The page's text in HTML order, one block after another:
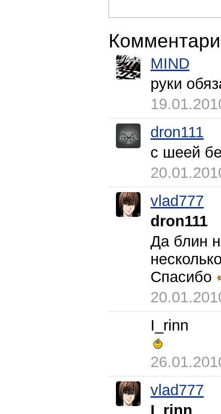
MIND
руки
dron111
с шеей
vlad777
dron111
Да блин
Спасибо
I_rinn
vlad777
I_rinn